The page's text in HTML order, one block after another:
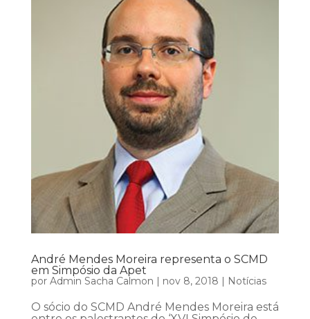
André Mendes Moreira representa o SCMD
em Simpósio da Apet
por Admin Sacha Calmon | nov 8, 2018 | Notícias
O sócio do SCMD André Mendes Moreira está